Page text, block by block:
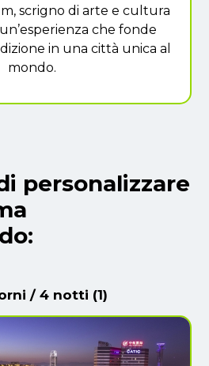
scrigno di arte e cultura
che fonde
in una città unica al
mondo.
personalizzare
/ 4 notti (1)